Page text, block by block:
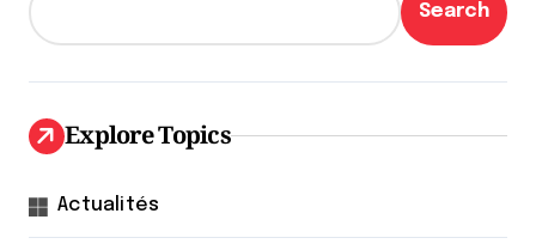
Search
Explore Topics
Actualités